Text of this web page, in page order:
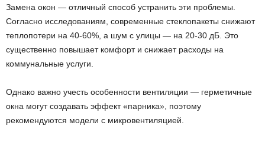
Замена окон — отличный способ устранить эти проблемы.
Согласно исследованиям, современные стеклопакеты снижают
теплопотери на 40-60%, а шум с улицы — на 20-30 дБ. Это
существенно повышает комфорт и снижает расходы на
коммунальные услуги.
Однако важно учесть особенности вентиляции — герметичные
окна могут создавать эффект «парника», поэтому
рекомендуются модели с микровентиляцией.